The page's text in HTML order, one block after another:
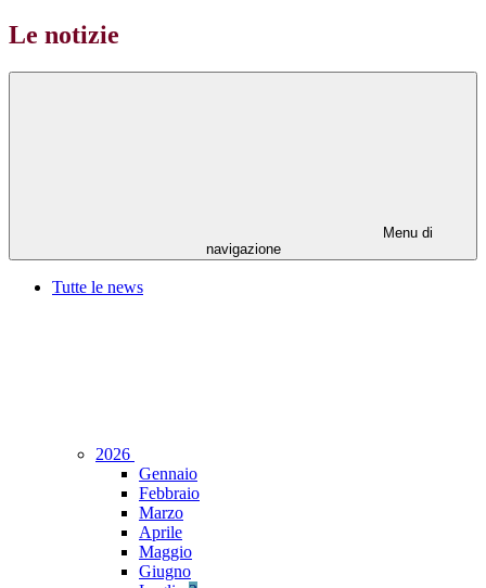
Le notizie
Menu di
navigazione
Tutte le news
2026
Gennaio
Febbraio
Marzo
Aprile
Maggio
Giugno